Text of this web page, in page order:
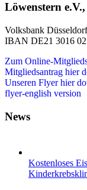
Löwenstern
Volksbank
IBAN DE21 3016
Zum Online-
Mitgliedsantrag hier
Unseren Flyer hier
flyer-english version
News
Kostenloses